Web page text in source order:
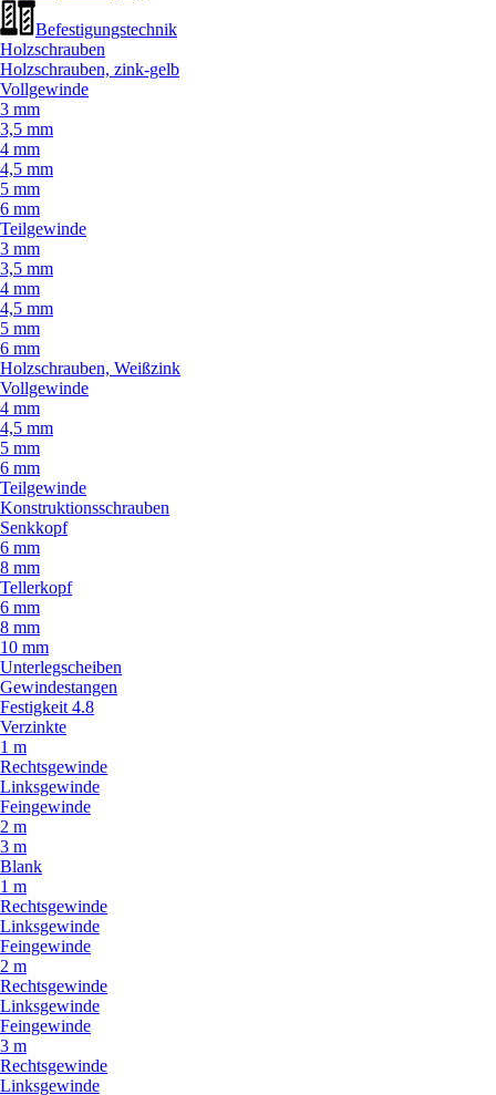
Befestigungstechnik
Holzschrauben
Holzschrauben, zink-gelb
Vollgewinde
3 mm
3,5 mm
4 mm
4,5 mm
5 mm
6 mm
Teilgewinde
3 mm
3,5 mm
4 mm
4,5 mm
5 mm
6 mm
Holzschrauben, Weißzink
Vollgewinde
4 mm
4,5 mm
5 mm
6 mm
Teilgewinde
Konstruktionsschrauben
Senkkopf
6 mm
8 mm
Tellerkopf
6 mm
8 mm
10 mm
Unterlegscheiben
Gewindestangen
Festigkeit 4.8
Verzinkte
1 m
Rechtsgewinde
Linksgewinde
Feingewinde
2 m
3 m
Blank
1 m
Rechtsgewinde
Linksgewinde
Feingewinde
2 m
Rechtsgewinde
Linksgewinde
Feingewinde
3 m
Rechtsgewinde
Linksgewinde